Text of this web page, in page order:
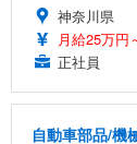
神奈川県
月給25万円
正社員
自動車部品/機